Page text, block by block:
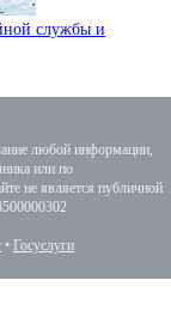
службы и
любой информации,
или по
не является публичной
• Госуслуги